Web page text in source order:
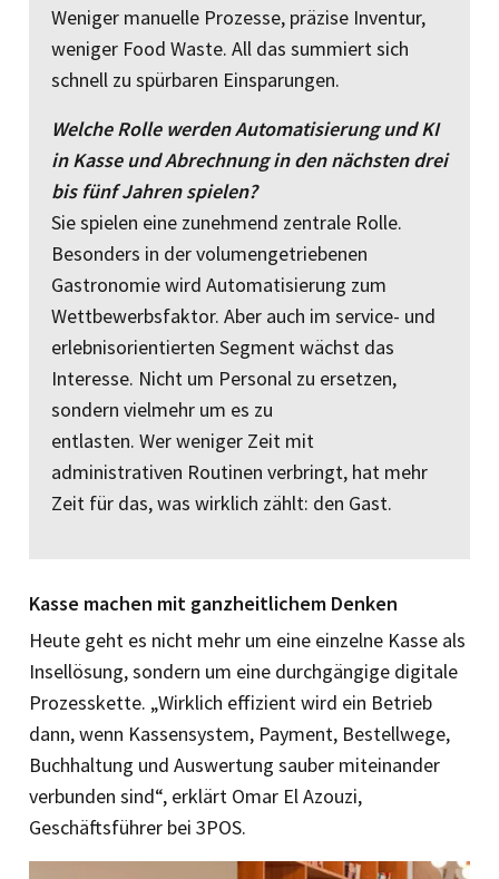
Weniger manuelle Prozesse, präzise Inventur,
weniger Food Waste. All das summiert sich
schnell zu spürbaren Einsparungen.
Welche Rolle werden Automatisierung und KI
in Kasse und Abrechnung in den nächsten drei
bis fünf Jahren spielen?
Sie spielen eine zunehmend zentrale Rolle.
Besonders in der volumengetriebenen
Gastronomie wird Automatisierung zum
Wettbewerbsfaktor. Aber auch im service- und
erlebnisorientierten Segment wächst das
Interesse. Nicht um Personal zu ersetzen,
sondern vielmehr um es zu
entlasten. Wer weniger Zeit mit
administrativen Routinen verbringt, hat mehr
Zeit für das, was wirklich zählt: den Gast.
Kasse machen mit ganzheitlichem Denken
Heute geht es nicht mehr um eine einzelne Kasse als
Insellösung, sondern um eine durchgängige digitale
Prozesskette. „Wirklich effizient wird ein Betrieb
dann, wenn Kassensystem, Payment, Bestellwege,
Buchhaltung und Auswertung sauber miteinander
verbunden sind“, erklärt Omar El Azouzi,
Geschäftsführer bei 3POS.